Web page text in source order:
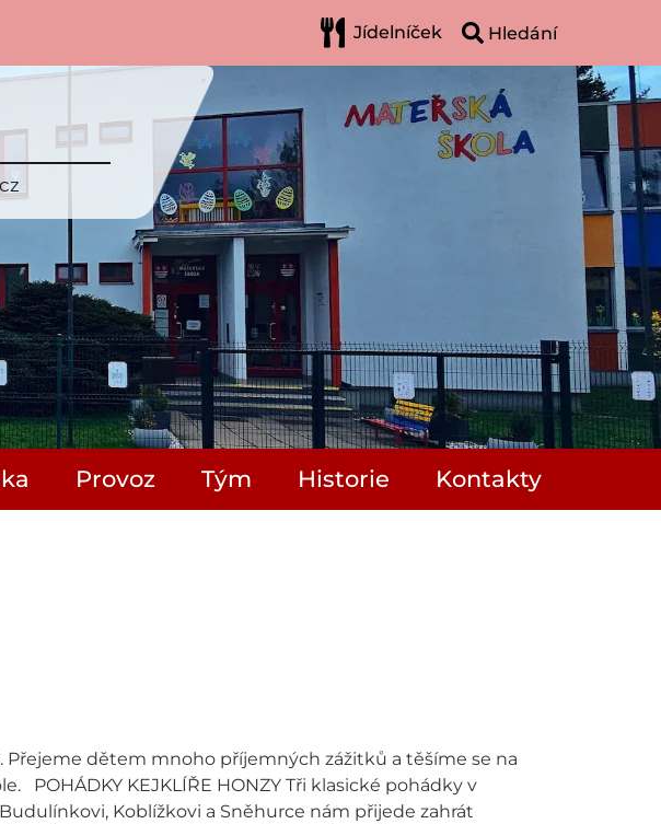
Jídelníček
Provoz Tým Historie Kontakty
Přejeme dětem mnoho příjemných zážitků a těšíme se na
POHÁDKY KEJKLÍŘE HONZY Tři klasické pohádky v
Koblížkovi a Sněhurce nám přijede zahrát